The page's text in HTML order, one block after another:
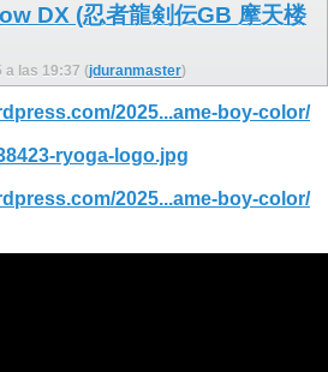
DX (忍者龍剣伝GB 摩天楼
a las 19:37 (jduranmaster)
2025...ame-boy-color/
ryoga-logo.jpg
2025...ame-boy-color/